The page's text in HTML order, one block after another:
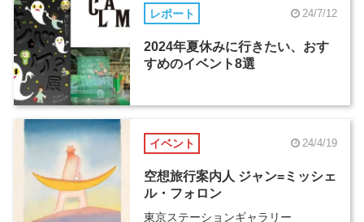
レポート 24/7/12
2024年夏休みに行きたい、おす
すめのイベント8選
イベント 24/4/19
空想旅行案内人 ジャン=ミッシェ
ル・フォロン
東京ステーションギャラリー